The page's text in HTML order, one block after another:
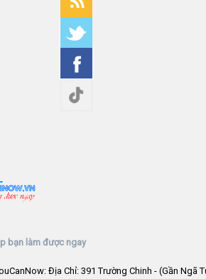
bạn làm được ngay
Địa Chỉ: 391 Trường Chinh - (Gần Ngã